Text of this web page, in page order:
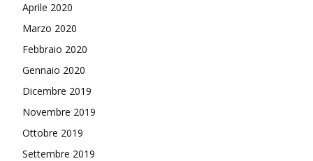
Aprile 2020
Marzo 2020
Febbraio 2020
Gennaio 2020
Dicembre 2019
Novembre 2019
Ottobre 2019
Settembre 2019